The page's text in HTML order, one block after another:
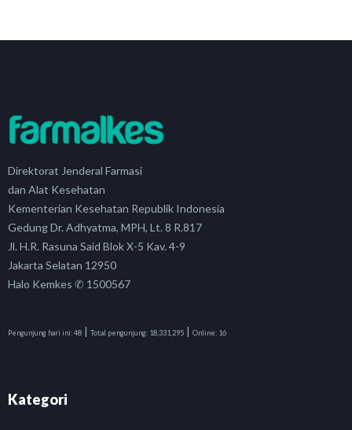
Direktorat Jenderal Farmasi
dan Alat Kesehatan
Kementerian Kesehatan Republik Indonesia
Gedung Dr. Adhyatma, MPH, Lt. 8 R.817
Jl. H.R. Rasuna Said Blok X-5 Kav. 4-9
Jakarta Selatan 12950
Halo Kemkes ✆ 1500567
Pengunjung hari ini:48 | Total pengunjung: 18,331,295 | Online: 16
Kategori